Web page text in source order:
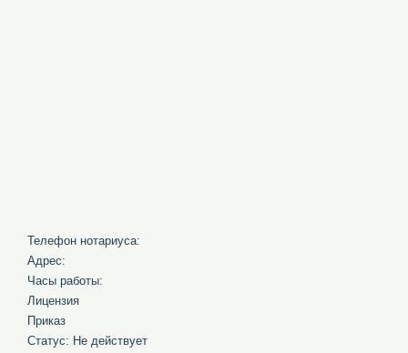
Телефон нотариуса:
Адрес:
Часы работы:
Лицензия
Приказ
Статус: Не действует